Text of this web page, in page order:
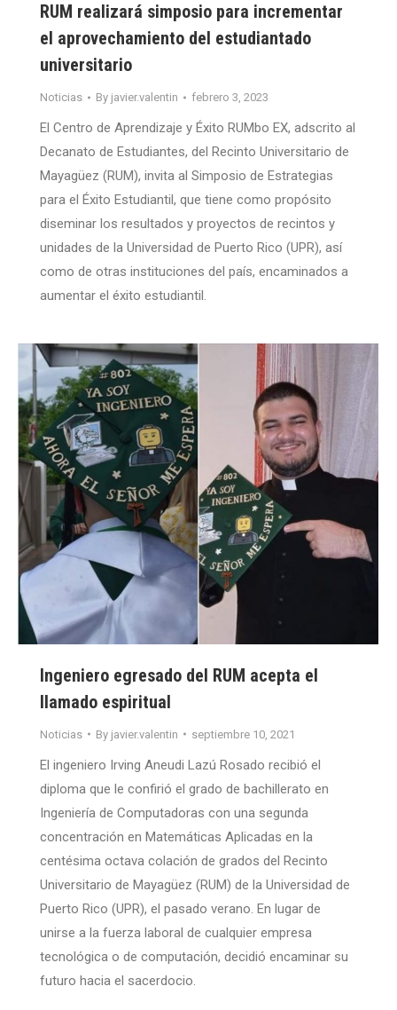
RUM realizará simposio para incrementar
el aprovechamiento del estudiantado
universitario
Noticias By javier.valentin febrero 3, 2023
El Centro de Aprendizaje y Éxito RUMbo EX, adscrito al
Decanato de Estudiantes, del Recinto Universitario de
Mayagüez (RUM), invita al Simposio de Estrategias
para el Éxito Estudiantil, que tiene como propósito
diseminar los resultados y proyectos de recintos y
unidades de la Universidad de Puerto Rico (UPR), así
como de otras instituciones del país, encaminados a
aumentar el éxito estudiantil.
Ingeniero egresado del RUM acepta el
llamado espiritual
Noticias By javier.valentin septiembre 10, 2021
El ingeniero Irving Aneudi Lazú Rosado recibió el
diploma que le confirió el grado de bachillerato en
Ingeniería de Computadoras con una segunda
concentración en Matemáticas Aplicadas en la
centésima octava colación de grados del Recinto
Universitario de Mayagüez (RUM) de la Universidad de
Puerto Rico (UPR), el pasado verano. En lugar de
unirse a la fuerza laboral de cualquier empresa
tecnológica o de computación, decidió encaminar su
futuro hacia el sacerdocio.